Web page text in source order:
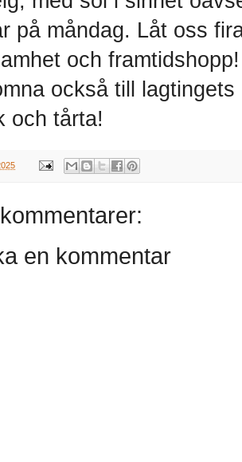
på måndag. Låt oss
och
också till
och tårta!
en kommentar